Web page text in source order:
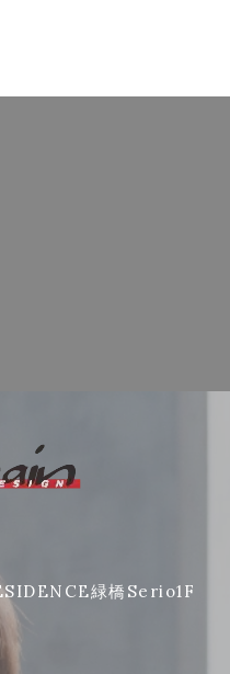
緑橋Serio1F